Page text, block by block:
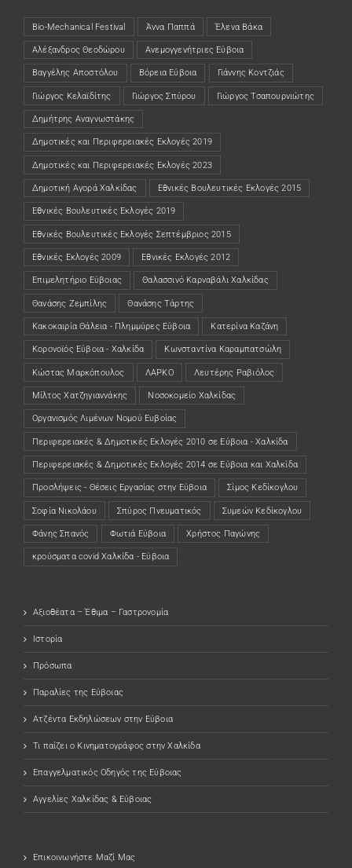
Bio-Mechanical Festival Άννα Παππά Έλενα Βάκα
Αλέξανδρος Θεοδώρου Ανεμογγενήτριες Εύβοια
Βαγγέλης Αποστόλου Βόρεια Εύβοια Γιάννης Κοντζιάς
Γιώργος Κελαϊδίτης Γιώργος Σπύρου Γιώργος Τσαπουρνιώτης
Δημήτρης Αναγνωστάκης
Δημοτικές και Περιφερειακές Εκλογές 2019
Δημοτικές και Περιφερειακές Εκλογές 2023
Δημοτική Αγορά Χαλκίδας Εθνικές Βουλευτικές Εκλογές 2015
Εθνικές Βουλευτικές Εκλογές 2019
Εθνικές Βουλευτικές Εκλογές Σεπτέμβριος 2015
Εθνικές Εκλογές 2009 Εθνικές Εκλογές 2012
Επιμελητήριο Εύβοιας Θαλασσινό Καρναβάλι Χαλκίδας
Θανάσης Ζεμπίλης Θανάσης Τάρτης
Κακοκαιρία Θάλεια - Πλημμύρες Εύβοια Κατερίνα Καζάνη
Κορονοϊός Εύβοια - Χαλκίδα Κωνσταντίνα Καραμπατσώλη
Κώστας Μαρκόπουλος ΛΑΡΚΟ Λευτέρης Ραβιόλος
Μίλτος Χατζηγιαννάκης Νοσοκομείο Χαλκίδας
Οργανισμός Λιμένων Νομού Ευβοίας
Περιφερειακές & Δημοτικές Εκλογές 2010 σε Εύβοια - Χαλκίδα
Περιφερειακές & Δημοτικές Εκλογές 2014 σε Εύβοια και Χαλκίδα
Προσλήψεις - Θέσεις Εργασίας στην Εύβοια Σίμος Κεδίκογλου
Σοφία Νικολάου Σπύρος Πνευματικός Συμεών Κεδίκογλου
Φάνης Σπανός Φωτιά Εύβοια Χρήστος Παγώνης
κρούσματα covid Χαλκίδα - Εύβοια
Αξιοθέατα – Έθιμα – Γαστρονομία
Ιστορία
Πρόσωπα
Παραλίες της Εύβοιας
Ατζέντα Εκδηλώσεων στην Εύβοια
Τι παίζει ο Κινηματογράφος στην Χαλκίδα
Επαγγελματικός Οδηγός της Εύβοιας
Αγγελίες Χαλκίδας & Εύβοιας
Επικοινωνήστε Μαζί Μας